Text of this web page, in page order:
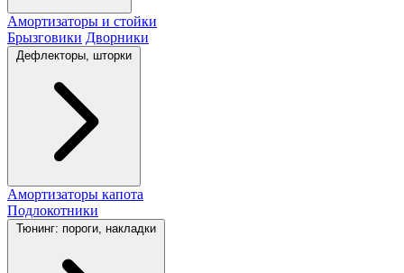
Амортизаторы и стойки
Брызговики Дворники
Дефлекторы, шторки
Амортизаторы капота
Подлокотники
Тюнинг: пороги, накладки